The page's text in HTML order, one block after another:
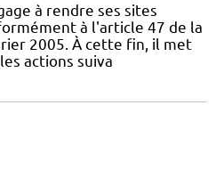
à rendre ses sites
à l'article 47 de la
2005. À cette fin, il met
actions suiva